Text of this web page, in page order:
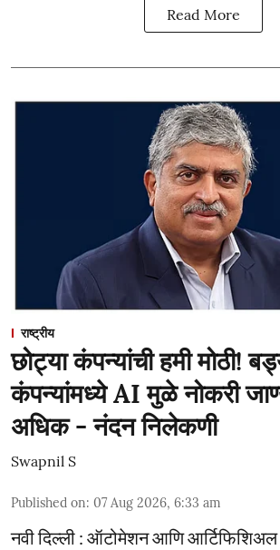
Read More
राष्ट्रीय
छोट्या कंपन्यांची हमी मोठी!
कंपन्यांमध्ये AI मुळे नोकरी
अधिक - नंदन निलेकणी
Swapnil S
Published on: 07 Aug 2026, 6:33 am
नवी दिल्ली : ऑटोमेशन आणि